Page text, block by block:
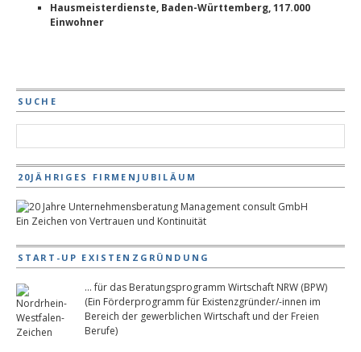
Hausmeisterdienste, Baden-Württemberg, 117.000
Einwohner
SUCHE
20JÄHRIGES FIRMENJUBILÄUM
Ein Zeichen von Vertrauen und Kontinuität
START-UP EXISTENZGRÜNDUNG
... für das Beratungsprogramm Wirtschaft NRW (BPW)
(Ein Förderprogramm für Existenzgründer/-innen im
Bereich der gewerblichen Wirtschaft und der Freien
Berufe)